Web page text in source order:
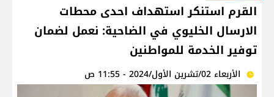
القرم استنكر استهداف احدى محطات
الارسال الخليوي في الضاحية: نعمل لضمان
توفير الخدمة للمواطنين
الأربعاء 02/تشرين الأول/2024 - 11:55 ص